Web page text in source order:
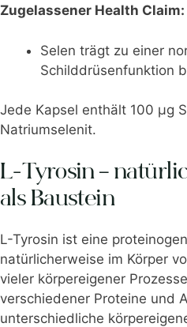
Zugelassener Health Claim:
Selen trägt zu einer
Schilddrüsenfunktion
Jede Kapsel enthält 100 μg
Natriumselenit.
L-Tyrosin –
als Baustein
L-Tyrosin ist eine
natürlicherweise im Körper
vieler körpereigener
verschiedener Proteine und
unterschiedliche